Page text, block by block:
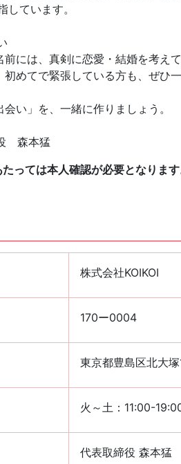
しています。
前には、真剣に恋愛・結婚を考
めてで緊張している方も、ぜひ
い」を、一緒に作りましょう。
森本猛
っては本人確認が必要となります
株式会社KOIKOI
170ー0004
東京都豊島区北大
火～土：11:00-
代表取締役 森本猛